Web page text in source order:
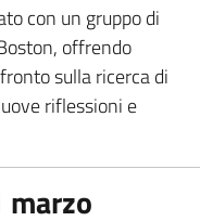
con un gruppo di
offrendo
sulla ricerca di
riflessioni e
marzo